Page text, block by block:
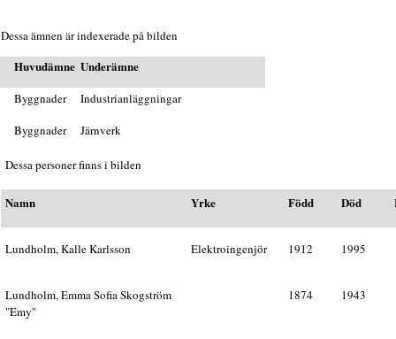
Dessa ämnen är indexerade på bilden
Huvudämne Underämne
Byggnader
Industrianläggningar
Byggnader
Järnverk
Dessa personer finns i bilden
Namn Yrke Född Död
Lundholm, Kalle Karlsson Elektroingenjör 1912 1995
Lundholm, Emma Sofia Skogström
"Emy"
1874 1943